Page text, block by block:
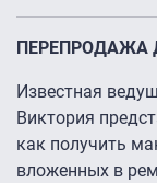
ПЕРЕПРОДАЖА
Известная
Виктория
как получить
вложенных в